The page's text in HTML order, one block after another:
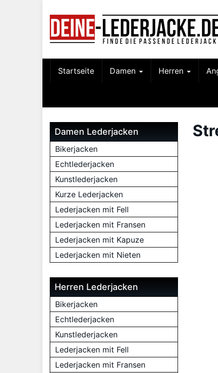
Startseite Damen Herren
Damen Lederjacken
Bikerjacken
Echtlederjacken
Kunstlederjacken
Kurze Lederjacken
Lederjacken mit Fell
Lederjacken mit Fransen
Lederjacken mit Kapuze
Lederjacken mit Nieten
Herren Lederjacken
Bikerjacken
Echtlederjacken
Kunstlederjacken
Lederjacken mit Fell
Lederjacken mit Fransen